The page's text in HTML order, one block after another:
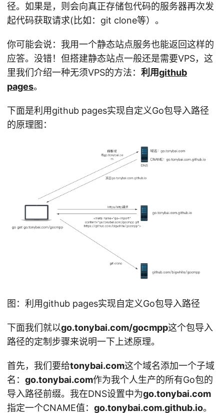
径。如果是，则会向真正存储包代码的服务器再次发
起代码获取请求(比如：git clone等）。
你可能会说：我用一个静态站点服务也能返回这样的
应答。没错！但搭建静态站点一般还是需要VPS，这
里我们介绍一种无须VPS的方法： 利用github
pages。
下面是利用github pages实现自定义Go包导入路径
的原理图：
图：利用github pages实现自定义Go包导入路径
下面我们就以go.tonybai.com/gocmpp这个包导入
路径的定制步骤来说明一下上述原理。
首先，我们要给tonybai.com这个域名添加一个子域
名： go.tonybai.com作为我个人生产的所有Go包的
导入路径前缀。我在DNS设置中为go.tonybai.com
指定一个CNAME值： go.tonybai.com.github.io。